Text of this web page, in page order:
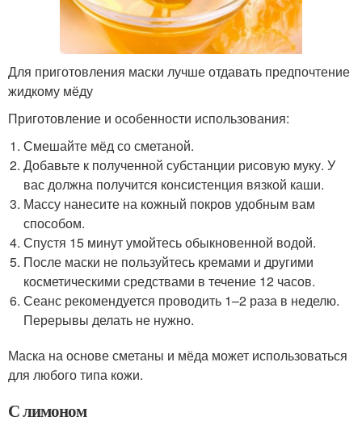
Для приготовления маски лучше отдавать предпочтение
жидкому мёду
Приготовление и особенности использования:
Смешайте мёд со сметаной.
Добавьте к полученной субстанции рисовую муку. У
вас должна получится консистенция вязкой каши.
Массу нанесите на кожный покров удобным вам
способом.
Спустя 15 минут умойтесь обыкновенной водой.
После маски не пользуйтесь кремами и другими
косметическими средствами в течение 12 часов.
Сеанс рекомендуется проводить 1–2 раза в неделю.
Перерывы делать не нужно.
Маска на основе сметаны и мёда может использоваться
для любого типа кожи.
С лимоном